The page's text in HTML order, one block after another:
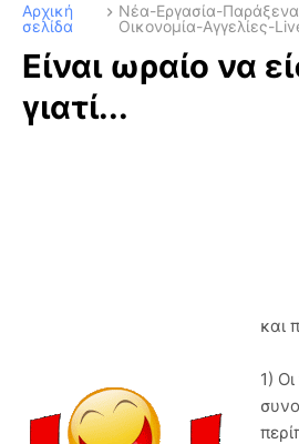
Αρχική
σελίδα
Νέα-Εργασία-
Οικονομία-Αγγελίες-
Είναι ωραίο να
γιατί...
και
1)